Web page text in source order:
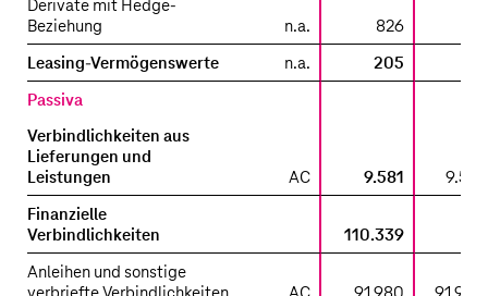
Derivate mit Hedge-
Beziehung
n.a.
826
Leasing-Vermögenswerte
n.a.
205
Passiva
Verbindlichkeiten aus
Lieferungen und
Leistungen
AC 9.581
9.581
Finanzielle
Verbindlichkeiten
110.339
Anleihen und sonstige